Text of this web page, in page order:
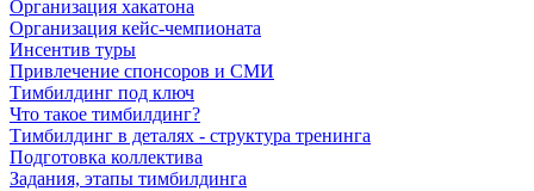
Организация хакатона
Организация кейс-чемпионата
Инсентив туры
Привлечение спонсоров и СМИ
Тимбилдинг под ключ
Что такое тимбилдинг?
Тимбилдинг в деталях - структура тренинга
Подготовка коллектива
Задания, этапы тимбилдинга